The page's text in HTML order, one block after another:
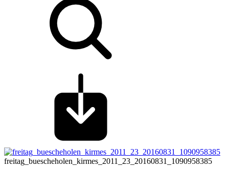
freitag_buescheholen_kirmes_2011_23_20160831_1090958385